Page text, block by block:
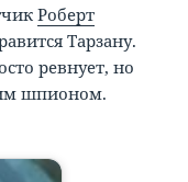
Роберт
Тарзану.
ревнует, но
шпионом.